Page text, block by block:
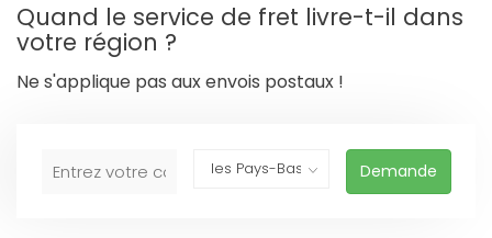
Quand le service de fret livre-t-il dans
votre région ?
Ne s'applique pas aux envois postaux !
Demande